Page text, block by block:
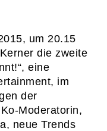
um 20.15
die zweite
eine
im
der
Moderatorin,
neue Trends